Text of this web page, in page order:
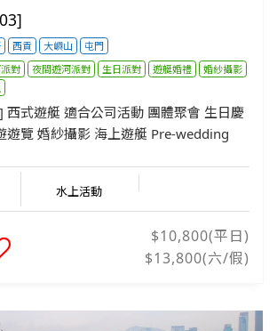
西貢 大嶼山
屯門
對 夜間遊河派對 生日派對 遊艇婚禮
婚紗攝影
西式遊艇 適合公司活動 團體聚會 生日慶
遊覽 婚紗攝影 海上遊艇 Pre-wedding
水上活動
$10,800(平日)
$13,800(六/假)